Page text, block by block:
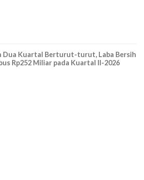
Dua Kuartal Berturut-turut, Laba Bersih
Rp252 Miliar pada Kuartal II-2026